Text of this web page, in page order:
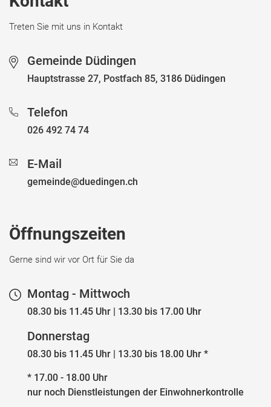
Treten Sie mit uns in Kontakt
Gemeinde Düdingen
Hauptstrasse 27, Postfach 85, 3186 Düdingen
Telefon
026 492 74 74
E-Mail
gemeinde@duedingen.ch
Öffnungszeiten
Gerne sind wir vor Ort für Sie da
Montag - Mittwoch
08.30 bis 11.45 Uhr | 13.30 bis 17.00 Uhr
Donnerstag
08.30 bis 11.45 Uhr | 13.30 bis 18.00 Uhr *
* 17.00 - 18.00 Uhr
nur noch Dienstleistungen der Einwohnerkontrolle